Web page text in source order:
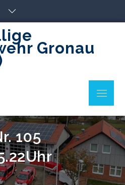
Gronau
Menu
105